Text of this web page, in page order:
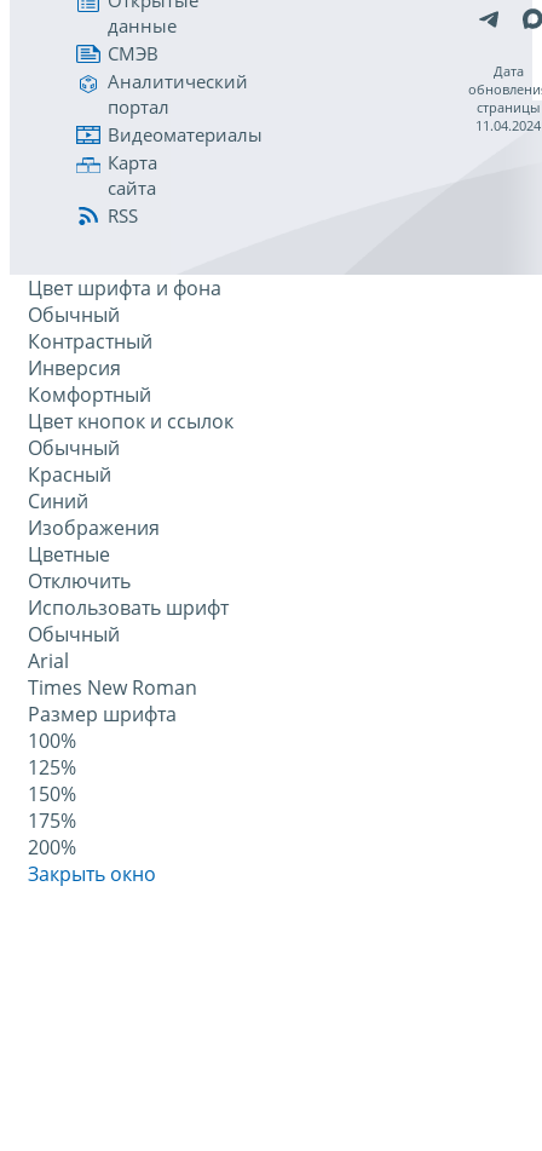
данные
СМЭВ
Аналитический
портал
Видеоматериалы
Карта
сайта
RSS
Дата
страницы
11.04.2024
Цвет шрифта и фона
Обычный
Контрастный
Инверсия
Комфортный
Цвет кнопок и ссылок
Обычный
Красный
Синий
Изображения
Цветные
Отключить
Использовать шрифт
Обычный
Arial
Times New Roman
Размер шрифта
100%
125%
150%
175%
200%
Закрыть окно